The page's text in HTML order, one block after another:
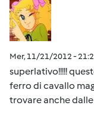
Mer, 11/21/2012 -
superlativo!!!!!
ferro di cavallo
trovare anche dalle